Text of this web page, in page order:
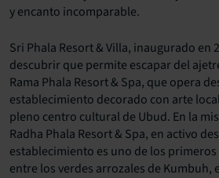
y encanto incomparable.
Sri Phala Resort & Villa, inaugurado en
descubrir que permite escapar del
Rama Phala Resort & Spa, que opera
establecimiento decorado con arte
pleno centro cultural de Ubud. En la
Radha Phala Resort & Spa, en activo
establecimiento es uno de los
entre los verdes arrozales de Kumbuh,